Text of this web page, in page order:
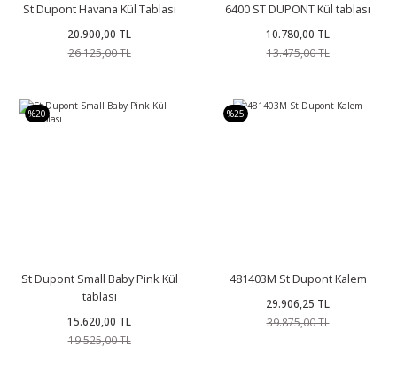
St Dupont Havana Kül Tablası
20.900,00 TL
26.125,00 TL
6400 ST DUPONT Kül tablası
10.780,00 TL
13.475,00 TL
%20
St Dupont Small Baby Pink Kül
tablası
15.620,00 TL
19.525,00 TL
%25
481403M St Dupont Kalem
29.906,25 TL
39.875,00 TL